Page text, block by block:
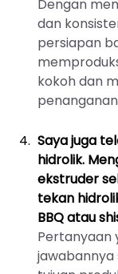
Dengan
dan
persiapan
kokoh dan
Saya juga
hidrolik.
ekstruder
tekan
BBQ atau
Pertanyaan